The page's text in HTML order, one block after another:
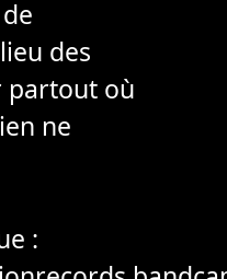
des
partout où
ne
: